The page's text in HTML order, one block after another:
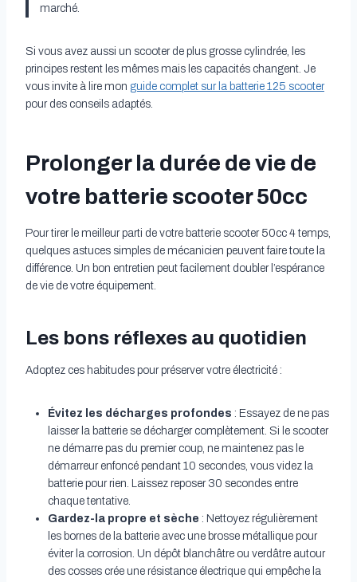
marché.
Si vous avez aussi un scooter de plus grosse cylindrée, les
principes restent les mêmes mais les capacités changent. Je
vous invite à lire mon guide complet sur la batterie 125 scooter
pour des conseils adaptés.
Prolonger la durée de vie de
votre batterie scooter 50cc
Pour tirer le meilleur parti de votre batterie scooter 50cc 4 temps,
quelques astuces simples de mécanicien peuvent faire toute la
différence. Un bon entretien peut facilement doubler l’espérance
de vie de votre équipement.
Les bons réflexes au quotidien
Adoptez ces habitudes pour préserver votre électricité :
Évitez les décharges profondes : Essayez de ne pas
laisser la batterie se décharger complètement. Si le scooter
ne démarre pas du premier coup, ne maintenez pas le
démarreur enfoncé pendant 10 secondes, vous videz la
batterie pour rien. Laissez reposer 30 secondes entre
chaque tentative.
Gardez-la propre et sèche : Nettoyez régulièrement
les bornes de la batterie avec une brosse métallique pour
éviter la corrosion. Un dépôt blanchâtre ou verdâtre autour
des cosses crée une résistance électrique qui empêche la